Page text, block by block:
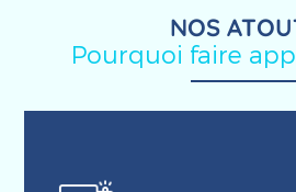
NOS
Pourquoi faire